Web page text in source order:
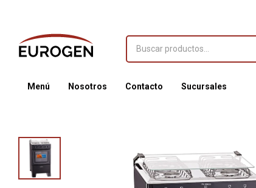
Menú Nosotros Contacto Sucursales